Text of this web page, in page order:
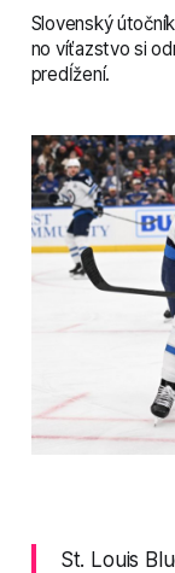
Slovenský
no víťazstvo si
predĺžení.
St. Louis